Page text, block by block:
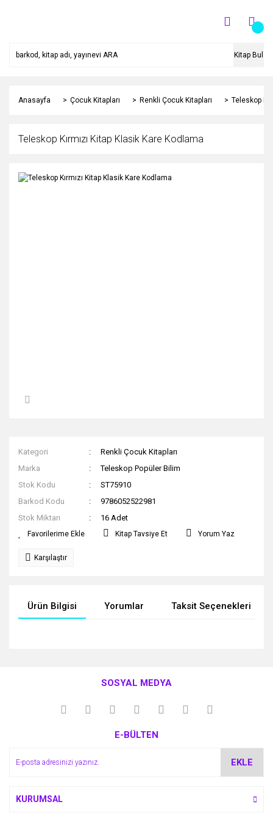
Kitap Bul
Anasayfa Çocuk Kitapları Renkli Çocuk Kitapları Teleskop
Teleskop Kırmızı Kitap Klasik Kare Kodlama
Kategori
Renkli Çocuk Kitapları
Marka
Teleskop Popüler Bilim
Stok Kodu
ST75910
Barkod Kodu
9786052522981
Stok Miktarı
16 Adet
Kitap Tavsiye Et Yorum Yaz
Karşılaştır
Ürün Bilgisi Yorumlar Taksit Seçenekleri
kullanarak tarafımıza iletebilirsiniz.
Görüş ve önerileriniz için teşekkür ederiz.
Ürün açıklamasında eksik bilgiler bulunuyor.
SOSYAL MEDYA
E-BÜLTEN
EKLE
KURUMSAL